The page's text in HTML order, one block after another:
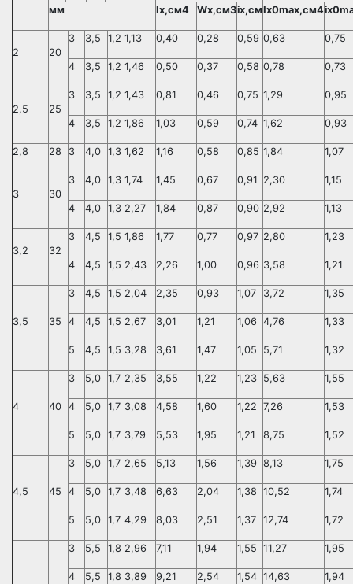
мм Ix,см4 Wx,см3ix,смIx0max,см4iх0
2 20
3 3,5 1,2 1,13 0,40 0,28 0,59 0,63 0,75
4 3,5 1,2 1,46 0,50 0,37 0,58 0,78 0,73
2,5 25
3 3,5 1,2 1,43 0,81 0,46 0,75 1,29 0,95
4 3,5 1,2 1,86 1,03 0,59 0,74 1,62 0,93
2,8 28 3 4,0 1,3 1,62 1,16 0,58 0,85 1,84 1,07
3 30
3 4,0 1,3 1,74 1,45 0,67 0,91 2,30 1,15
4 4,0 1,3 2,27 1,84 0,87 0,90 2,92 1,13
3,2 32
3 4,5 1,5 1,86 1,77 0,77 0,97 2,80 1,23
4 4,5 1,5 2,43 2,26 1,00 0,96 3,58 1,21
3,5 35
3 4,5 1,5 2,04 2,35 0,93 1,07 3,72 1,35
4 4,5 1,5 2,67 3,01 1,21 1,06 4,76 1,33
5 4,5 1,5 3,28 3,61 1,47 1,05 5,71 1,32
4 40
3 5,0 1,7 2,35 3,55 1,22 1,23 5,63 1,55
4 5,0 1,7 3,08 4,58 1,60 1,22 7,26 1,53
5 5,0 1,7 3,79 5,53 1,95 1,21 8,75 1,52
4,5 45
3 5,0 1,7 2,65 5,13 1,56 1,39 8,13 1,75
4 5,0 1,7 3,48 6,63 2,04 1,38 10,52 1,74
5 5,0 1,7 4,29 8,03 2,51 1,37 12,74 1,72
3 5,5 1,8 2,96 7,11 1,94 1,55 11,27 1,95
4 5,5 1,8 3,89 9,21 2,54 1,54 14,63 1,94